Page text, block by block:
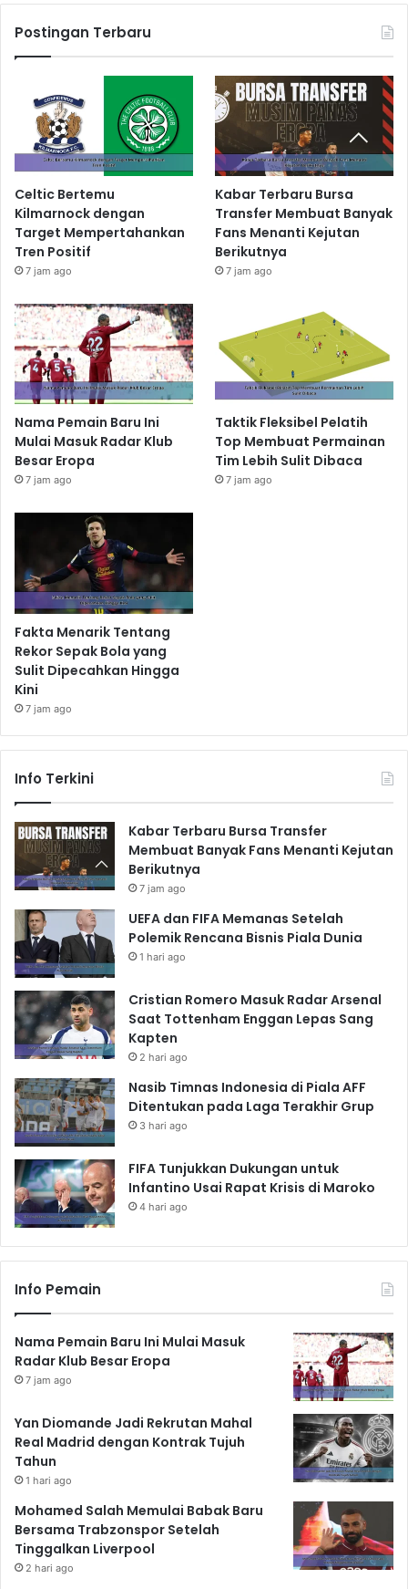
Postingan Terbaru
Celtic Bertemu
Kilmarnock dengan
Target Mempertahankan
Tren Positif
7 jam ago
Kabar Terbaru Bursa
Transfer Membuat Banyak
Fans Menanti Kejutan
Berikutnya
7 jam ago
Nama Pemain Baru Ini
Mulai Masuk Radar Klub
Besar Eropa
7 jam ago
Taktik Fleksibel Pelatih
Top Membuat Permainan
Tim Lebih Sulit Dibaca
7 jam ago
Fakta Menarik Tentang
Rekor Sepak Bola yang
Sulit Dipecahkan Hingga
Kini
7 jam ago
Info Terkini
Kabar Terbaru Bursa Transfer
Membuat Banyak Fans Menanti Kejutan
Berikutnya
7 jam ago
UEFA dan FIFA Memanas Setelah
Polemik Rencana Bisnis Piala Dunia
1 hari ago
Cristian Romero Masuk Radar Arsenal
Saat Tottenham Enggan Lepas Sang
Kapten
2 hari ago
Nasib Timnas Indonesia di Piala AFF
Ditentukan pada Laga Terakhir Grup
3 hari ago
FIFA Tunjukkan Dukungan untuk
Infantino Usai Rapat Krisis di Maroko
4 hari ago
Info Pemain
Nama Pemain Baru Ini Mulai Masuk
Radar Klub Besar Eropa
7 jam ago
Yan Diomande Jadi Rekrutan Mahal
Real Madrid dengan Kontrak Tujuh
Tahun
1 hari ago
Mohamed Salah Memulai Babak Baru
Bersama Trabzonspor Setelah
Tinggalkan Liverpool
2 hari ago